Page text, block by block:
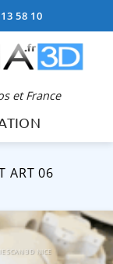
58 10
et France
ART 06
SCAN 3D NICE